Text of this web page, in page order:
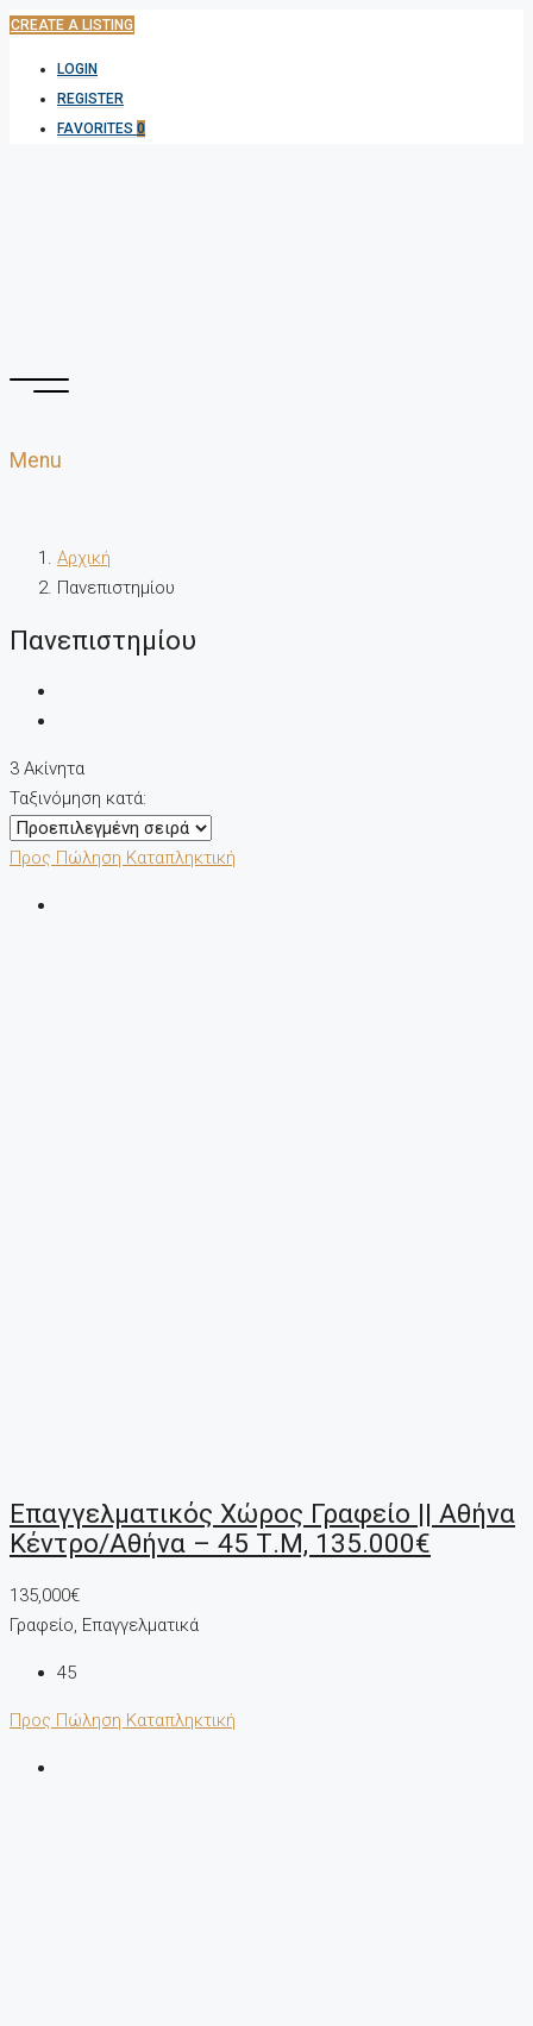
CREATE A LISTING
LOGIN
REGISTER
FAVORITES 0
Menu
Αρχική
Πανεπιστημίου
Πανεπιστημίου
3 Ακίνητα
Ταξινόμηση κατά:
Προς Πώληση Καταπληκτική
Επαγγελματικός Χώρος Γραφείο || Αθήνα
Κέντρο/Αθήνα – 45 Τ.μ, 135.000€
135,000€
Γραφείο, Επαγγελματικά
45
Προς Πώληση Καταπληκτική